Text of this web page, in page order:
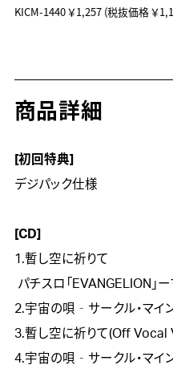
KICM-1440￥1,257(税抜価格 ￥
商品詳細
[初回特典]
デジパック仕様
[CD]
1.暫し空に祈りて
2.宇宙の唄‐サークル・マ
3.暫し空に祈りて(Off Vocal
4.宇宙の唄‐サークル・マ